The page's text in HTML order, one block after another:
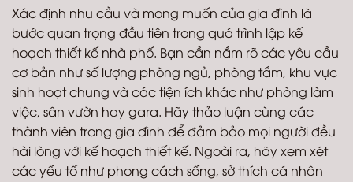
Xác định nhu cầu và mong muốn của gia đình là
bước quan trọng đầu tiên trong quá trình lập kế
hoạch thiết kế nhà phố. Bạn cần nắm rõ các yêu cầu
cơ bản như số lượng phòng ngủ, phòng tắm, khu vực
sinh hoạt chung và các tiện ích khác như phòng làm
việc, sân vườn hay gara. Hãy thảo luận cùng các
thành viên trong gia đình để đảm bảo mọi người đều
hài lòng với kế hoạch thiết kế. Ngoài ra, hãy xem xét
các yếu tố như phong cách sống, sở thích cá nhân